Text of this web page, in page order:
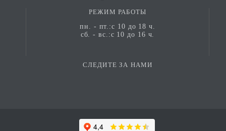
РЕЖИМ РАБОТЫ
пн. - пт.:с 10 до 18 ч.
сб. - вс.:с 10 до 16 ч.
СЛЕДИТЕ ЗА НАМИ